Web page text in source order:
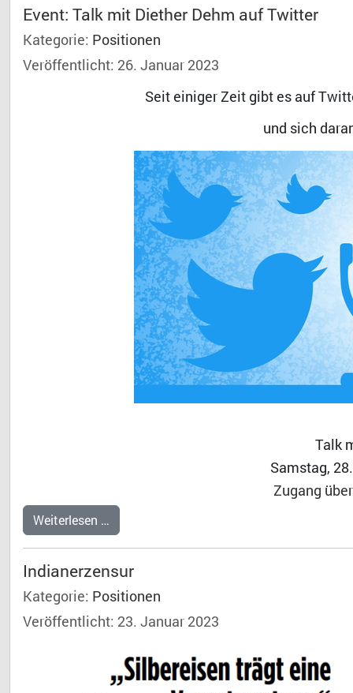
Event: Talk mit Diether Dehm auf Twitter
Kategorie: Positionen
Veröffentlicht: 26. Januar 2023
Seit einiger Zeit gibt es auf
und sich
Talk
Samstag,
Zugang
Weiterlesen …
Indianerzensur
Kategorie: Positionen
Veröffentlicht: 23. Januar 2023